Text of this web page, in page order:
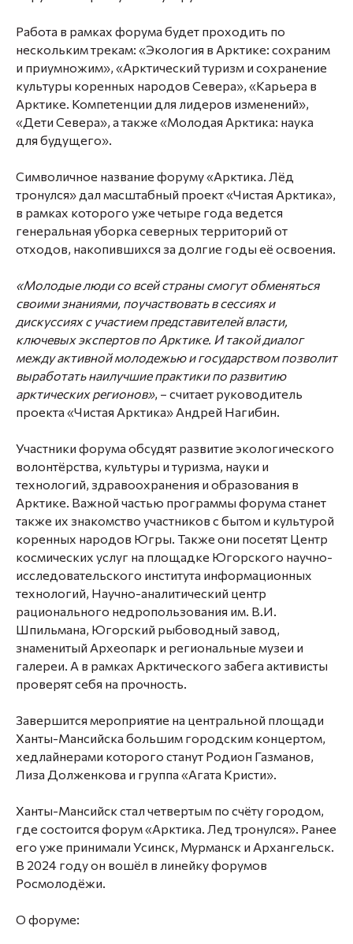
Работа в рамках форума будет проходить по
нескольким трекам: «Экология в Арктике: сохраним
и приумножим», «Арктический туризм и сохранение
культуры коренных народов Севера», «Карьера в
Арктике. Компетенции для лидеров изменений»,
«Дети Севера», а также «Молодая Арктика: наука
для будущего».
Символичное название форуму «Арктика. Лёд
тронулся» дал масштабный проект «Чистая Арктика»,
в рамках которого уже четыре года ведется
генеральная уборка северных территорий от
отходов, накопившихся за долгие годы её освоения.
«Молодые люди со всей страны смогут обменяться
своими знаниями, поучаствовать в сессиях и
дискуссиях с участием представителей власти,
ключевых экспертов по Арктике. И такой диалог
между активной молодежью и государством позволит
выработать наилучшие практики по развитию
арктических регионов», – считает руководитель
проекта «Чистая Арктика» Андрей Нагибин.
Участники форума обсудят развитие экологического
волонтёрства, культуры и туризма, науки и
технологий, здравоохранения и образования в
Арктике. Важной частью программы форума станет
также их знакомство участников с бытом и культурой
коренных народов Югры. Также они посетят Центр
космических услуг на площадке Югорского научно-
исследовательского института информационных
технологий, Научно-аналитический центр
рационального недропользования им. В.И.
Шпильмана, Югорский рыбоводный завод,
знаменитый Археопарк и региональные музеи и
галереи. А в рамках Арктического забега активисты
проверят себя на прочность.
Завершится мероприятие на центральной площади
Ханты-Мансийска большим городским концертом,
хедлайнерами которого станут Родион Газманов,
Лиза Долженкова и группа «Агата Кристи».
Ханты-Мансийск стал четвертым по счёту городом,
где состоится форум «Арктика. Лед тронулся». Ранее
его уже принимали Усинск, Мурманск и Архангельск.
В 2024 году он вошёл в линейку форумов
Росмолодёжи.
О форуме: